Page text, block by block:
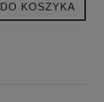
DO KOSZYKA